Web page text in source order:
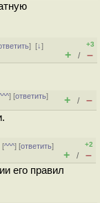
][↓]
+3
+ / –
] [ответить]
+ / –
[^^^] [ответить]
+2
+ / –
его правил